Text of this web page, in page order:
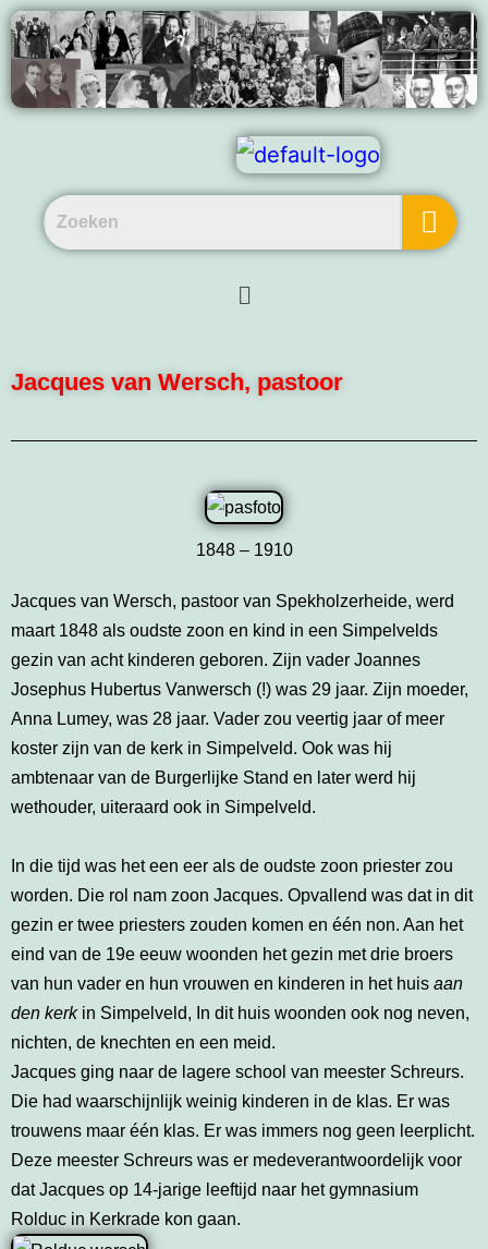
Jacques van Wersch, pastoor
1848 – 1910
Jacques van Wersch, pastoor van Spekholzerheide, werd
maart 1848 als oudste zoon en kind in een Simpelvelds
gezin van acht kinderen geboren. Zijn vader Joannes
Josephus Hubertus Vanwersch (!) was 29 jaar. Zijn moeder,
Anna Lumey, was 28 jaar. Vader zou veertig jaar of meer
koster zijn van de kerk in Simpelveld. Ook was hij
ambtenaar van de Burgerlijke Stand en later werd hij
wethouder, uiteraard ook in Simpelveld.
In die tijd was het een eer als de oudste zoon priester zou
worden. Die rol nam zoon Jacques. Opvallend was dat in dit
gezin er twee priesters zouden komen en één non. Aan het
eind van de 19e eeuw woonden het gezin met drie broers
van hun vader en hun vrouwen en kinderen in het huis aan
den kerkin Simpelveld, In dit huis woonden ook nog neven,
nichten, de knechten en een meid.
Jacques ging naar de lagere school van meester Schreurs.
Die had waarschijnlijk weinig kinderen in de klas. Er was
trouwens maar één klas. Er was immers nog geen leerplicht.
Deze meester Schreurs was er medeverantwoordelijk voor
dat Jacques op 14-jarige leeftijd naar het gymnasium
Rolduc in Kerkrade kon gaan.